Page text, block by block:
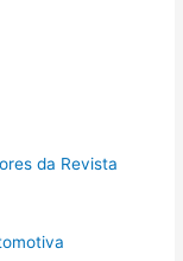
da Revista